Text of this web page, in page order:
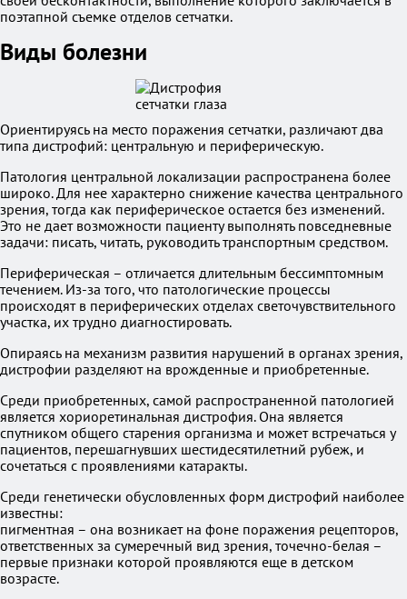
поэтапной съемке отделов сетчатки.
Виды болезни
Ориентируясь на место поражения сетчатки, различают два
типа дистрофий: центральную и периферическую.
Патология центральной локализации распространена более
широко. Для нее характерно снижение качества центрального
зрения, тогда как периферическое остается без изменений.
Это не дает возможности пациенту выполнять повседневные
задачи: писать, читать, руководить транспортным средством.
Периферическая – отличается длительным бессимптомным
течением. Из-за того, что патологические процессы
происходят в периферических отделах светочувствительного
участка, их трудно диагностировать.
Опираясь на механизм развития нарушений в органах зрения,
дистрофии разделяют на врожденные и приобретенные.
Среди приобретенных, самой распространенной патологией
является хориоретинальная дистрофия. Она является
спутником общего старения организма и может встречаться у
пациентов, перешагнувших шестидесятилетний рубеж, и
сочетаться с проявлениями катаракты.
Среди генетически обусловленных форм дистрофий наиболее
известны:
пигментная – она возникает на фоне поражения рецепторов,
ответственных за сумеречный вид зрения, точечно-белая –
первые признаки которой проявляются еще в детском
возрасте.